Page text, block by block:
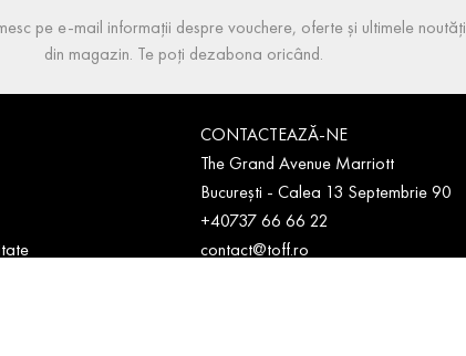
pe e-mail informații despre vouchere, oferte și ultimele noutăți
din magazin. Te poți dezabona oricând.
CONTACTEAZĂ-NE
The Grand Avenue Marriott
București - Calea 13 Septembrie 90
+40737 66 66 22
contact@toff.ro